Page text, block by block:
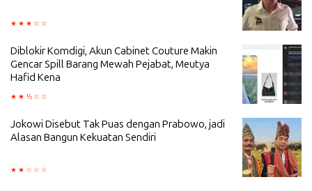
Diblokir Komdigi, Akun Cabinet Couture Makin
Gencar Spill Barang Mewah Pejabat, Meutya
Hafid Kena
Jokowi Disebut Tak Puas dengan Prabowo, jadi
Alasan Bangun Kekuatan Sendiri